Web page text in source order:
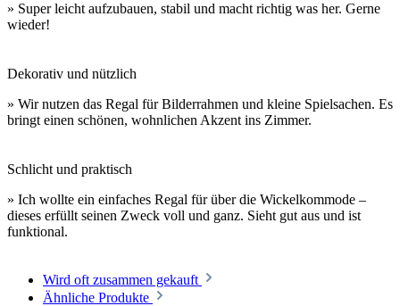
» Super leicht aufzubauen, stabil und macht richtig was her. Gerne
wieder!
Dekorativ und nützlich
» Wir nutzen das Regal für Bilderrahmen und kleine Spielsachen. Es
bringt einen schönen, wohnlichen Akzent ins Zimmer.
Schlicht und praktisch
» Ich wollte ein einfaches Regal für über die Wickelkommode –
dieses erfüllt seinen Zweck voll und ganz. Sieht gut aus und ist
funktional.
Wird oft zusammen gekauft
Ähnliche Produkte